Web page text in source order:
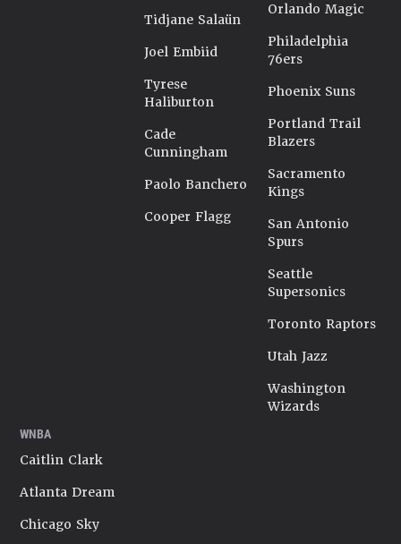
Tidjane Salaün
Joel Embiid
Tyrese
Haliburton
Cade
Cunningham
Paolo Banchero
Cooper Flagg
Orlando Magic
Philadelphia
76ers
Phoenix Suns
Portland Trail
Blazers
Sacramento
Kings
San Antonio
Spurs
Seattle
Supersonics
Toronto Raptors
Utah Jazz
Washington
Wizards
WNBA
Caitlin Clark
Atlanta Dream
Chicago Sky